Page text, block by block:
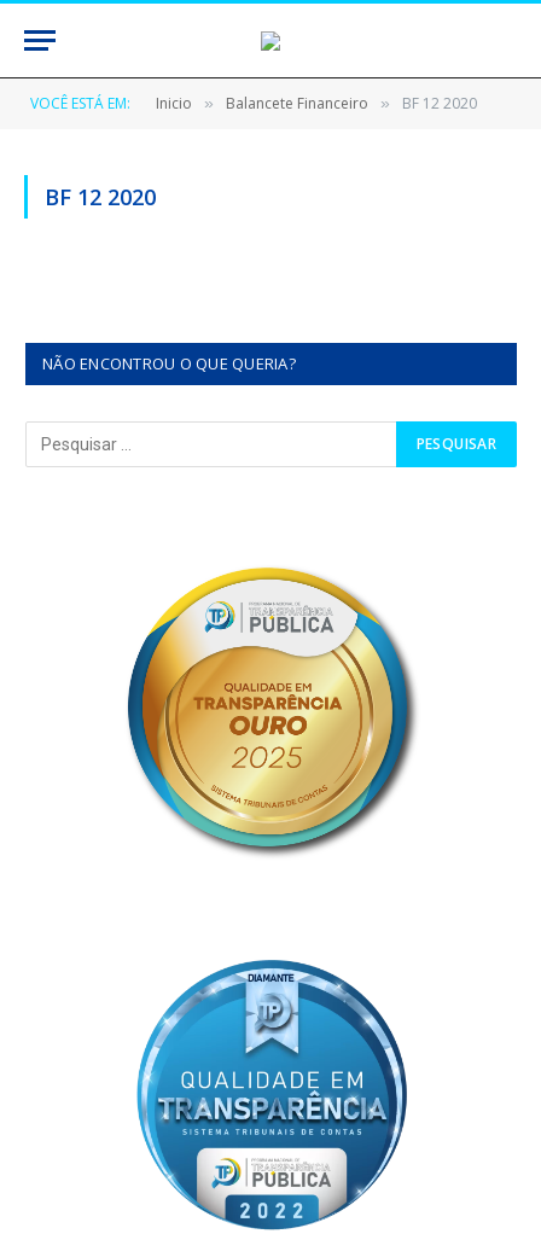
VOCÊ ESTÁ EM: Inicio » Balancete Financeiro » BF 12 2020
BF 12 2020
NÃO ENCONTROU O QUE QUERIA?